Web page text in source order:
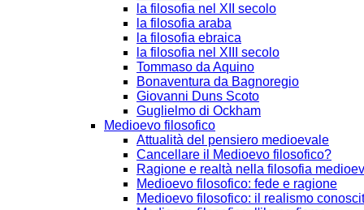
la filosofia nel XII secolo
la filosofia araba
la filosofia ebraica
la filosofia nel XIII secolo
Tommaso da Aquino
Bonaventura da Bagnoregio
Giovanni Duns Scoto
Guglielmo di Ockham
Medioevo filosofico
Attualità del pensiero medioevale
Cancellare il Medioevo filosofico?
Ragione e realtà nella filosofia
Medioevo filosofico: fede e ragione
Medioevo filosofico: il realismo